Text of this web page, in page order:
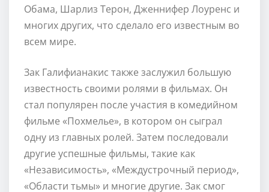
Обама, Шарлиз Терон, Дженнифер Лоуренс и
многих других, что сделало его известным во
всем мире.
Зак Галифианакис также заслужил большую
известность своими ролями в фильмах. Он
стал популярен после участия в комедийном
фильме «Похмелье», в котором он сыграл
одну из главных ролей. Затем последовали
другие успешные фильмы, такие как
«Независимость», «Междустрочный период»,
«Области тьмы» и многие другие. Зак смог